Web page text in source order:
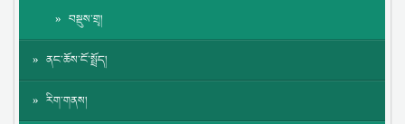
བསྡུས་གྲྭ།
ནང་ཆོས་ངོ་སྤྲོད།
རིག་གནས།